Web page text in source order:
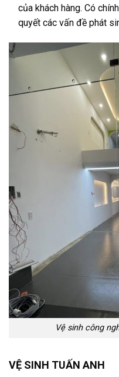
của khách hàng. Có
quyết các vấn đề phát
Vệ sinh công
VỆ SINH TUẤN ANH